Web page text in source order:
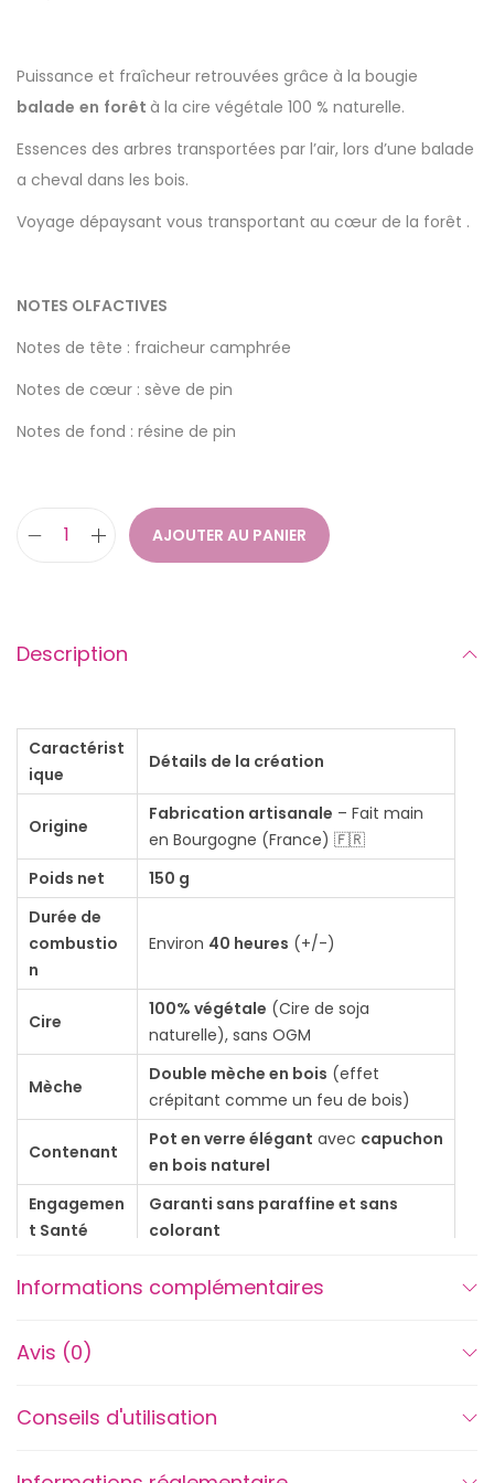
Puissance et fraîcheur retrouvées grâce à la bougie
balade en forêt à la cire végétale 100 % naturelle.
Essences des arbres transportées par l’air, lors d’une balade
a cheval dans les bois.
Voyage dépaysant vous transportant au cœur de la forêt .
NOTES OLFACTIVES
Notes de tête : fraicheur camphrée
Notes de cœur : sève de pin
Notes de fond : résine de pin
n
t
d
e
B
o
u
g
b
a
a
e
n
o
AJOUTER AU PANIER
Description
Caractérist
ique
Détails de la création
Origine
Fabrication artisanale – Fait main
en Bourgogne (France) 🇫🇷
Poids net
150 g
Durée de
combustio
n
Environ 40 heures (+/-)
Cire
100% végétale (Cire de soja
naturelle), sans OGM
Mèche
Double mèche en bois (effet
crépitant comme un feu de bois)
Contenant
Pot en verre élégant avec capuchon
en bois naturel
Engagemen
t Santé
Garanti sans paraffine et sans
colorant
Olfactif
Sapin, forêt hivernale, esprit de Noel
Informations complémentaires
Avis (0)
Conseils d'utilisation